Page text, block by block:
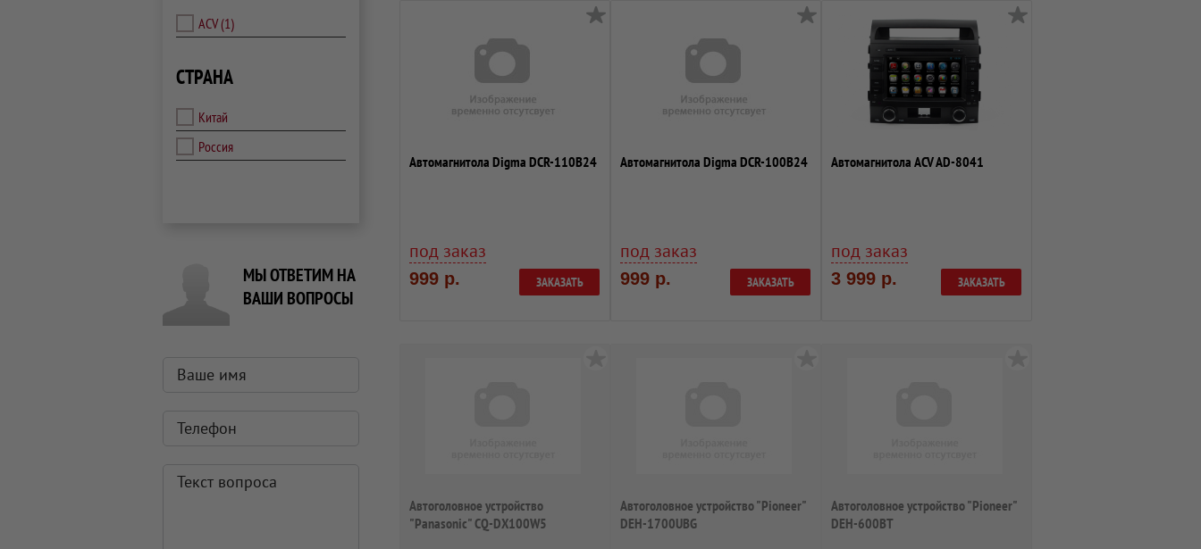
ACV(1)
СТРАНА
Китай
Россия
МЫ ОТВЕТИМ НА
ВАШИ ВОПРОСЫ
Автомагнитола Digma DCR-110B24
под заказ
999 р. ЗАКАЗАТЬ
Автомагнитола Digma DCR-100B24
под заказ
999 р. ЗАКАЗАТЬ
Автомагнитола ACV AD-8041
под заказ
3 999 р. ЗАКАЗАТЬ
Автоголовное устройство
"Panasonic" CQ-DX100W5
Автоголовное устройство "Pioneer"
DEH-1700UBG
Автоголовное устройство "Pioneer"
DEH-600BT